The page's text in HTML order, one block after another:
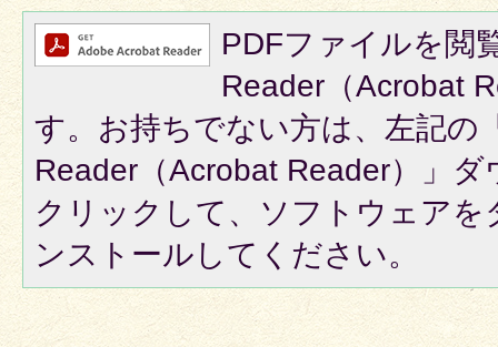
PDFファイルを閲
Reader（Acrobat
す。お持ちでない方は、左記の
Reader（Acrobat Reader）」
クリックして、ソフトウェア
ンストールしてください。